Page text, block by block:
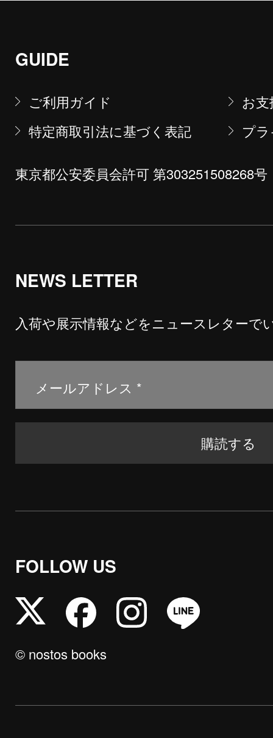
GUIDE
ご利用ガイド
お
特定商取引法に基づく表記
プ
東京都公安委員会許可 第303251508268号
NEWS LETTER
入荷や展示情報などをニュースレターで
FOLLOW US
© nostos books